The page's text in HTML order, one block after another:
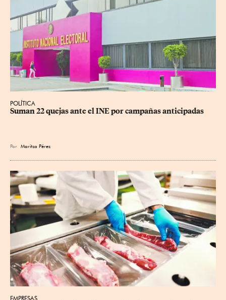
POLÍTICA
Suman 22 quejas ante el INE por campañas anticipadas
Por Maritza Pérez
EMPRESAS